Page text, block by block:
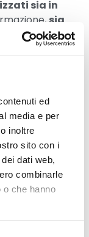
ed
media e per
inoltre
sito con i
dati web,
combinarle
o che hanno
sia in
sia
fare
Il
esigenze.
la durata del
microfono
dei
presenza.